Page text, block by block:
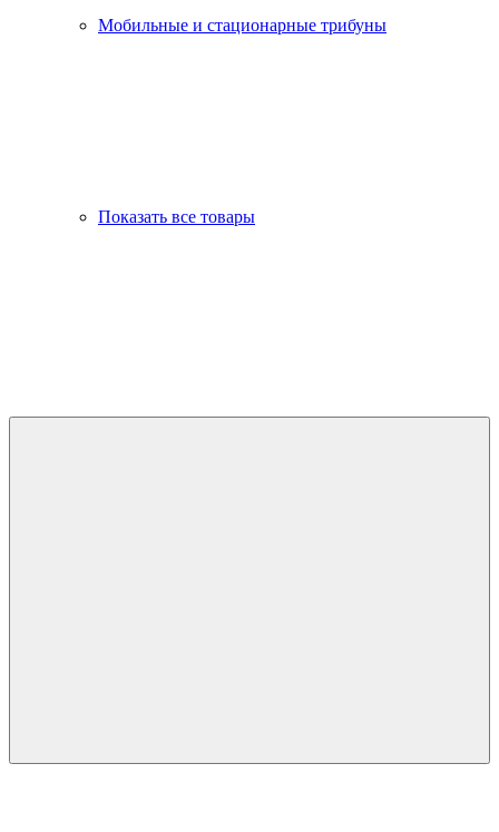
Мобильные и стационарные трибуны
Показать все товары